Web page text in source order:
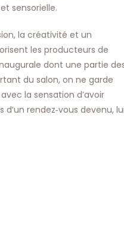
sensorielle.
la créativité et un
les producteurs de
dont une partie
du salon, on ne garde
la sensation d’avoir
rendez‑vous devenu, lui